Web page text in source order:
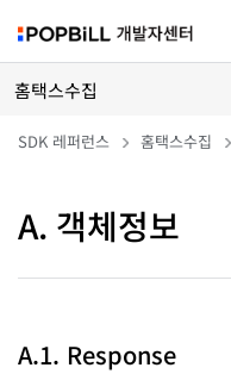
홈택스수집
SDK 레퍼런스 홈택스수집
A. 객체정보
A.1. Response